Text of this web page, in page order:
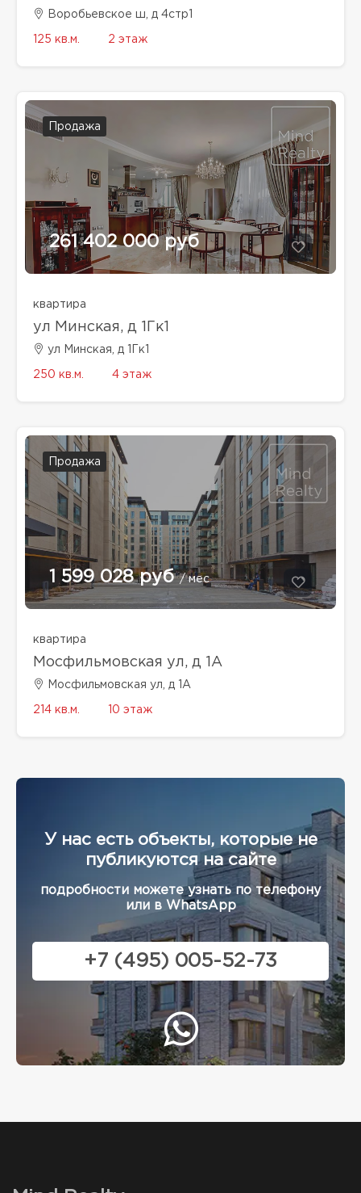
Воробьевское ш, д 4стр1
125 кв.м. 2 этаж
Продажа
261 402 000 руб
квартира
ул Минская, д 1Гк1
ул Минская, д 1Гк1
250 кв.м. 4 этаж
Продажа
1 599 028 руб/ мес
квартира
Мосфильмовская ул, д 1А
Мосфильмовская ул, д 1А
214 кв.м. 10 этаж
У нас есть объекты, которые не
публикуются на сайте
подробности можете узнать по телефону
или в WhatsApp
+7 (495) 005-52-73